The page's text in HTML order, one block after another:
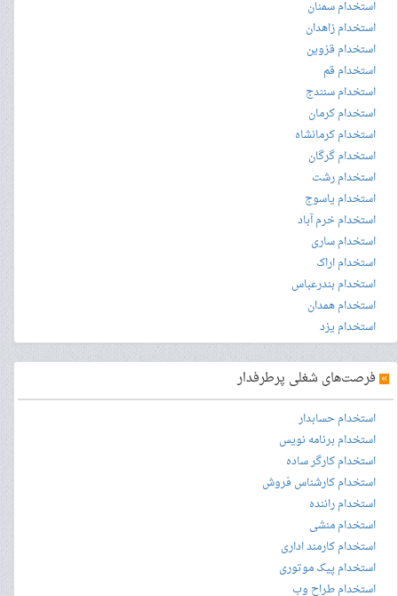
استخدام سمنان
استخدام زاهدان
استخدام قزوین
استخدام قم
استخدام سنندج
استخدام کرمان
استخدام کرمانشاه
استخدام گرگان
استخدام رشت
استخدام یاسوج
استخدام خرم آباد
استخدام ساری
استخدام اراک
استخدام بندرعباس
استخدام همدان
استخدام یزد
» فرصت‌های شغلی پرطرفدار
استخدام حسابدار
استخدام برنامه نویس
استخدام کارگر ساده
استخدام کارشناس فروش
استخدام راننده
استخدام منشی
استخدام کارمند اداری
استخدام پیک موتوری
استخدام طراح وب